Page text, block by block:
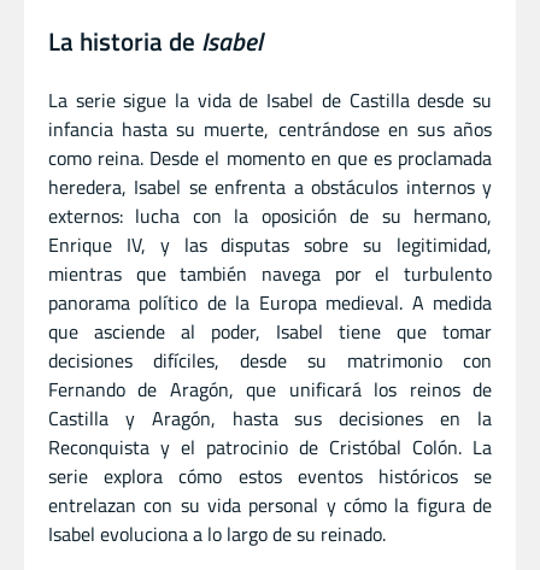
La historia de Isabel
La serie sigue la vida de Isabel de Castilla desde su
infancia hasta su muerte, centrándose en sus años
como reina. Desde el momento en que es proclamada
heredera, Isabel se enfrenta a obstáculos internos y
externos: lucha con la oposición de su hermano,
Enrique IV, y las disputas sobre su legitimidad,
mientras que también navega por el turbulento
panorama político de la Europa medieval. A medida
que asciende al poder, Isabel tiene que tomar
decisiones difíciles, desde su matrimonio con
Fernando de Aragón, que unificará los reinos de
Castilla y Aragón, hasta sus decisiones en la
Reconquista y el patrocinio de Cristóbal Colón. La
serie explora cómo estos eventos históricos se
entrelazan con su vida personal y cómo la figura de
Isabel evoluciona a lo largo de su reinado.